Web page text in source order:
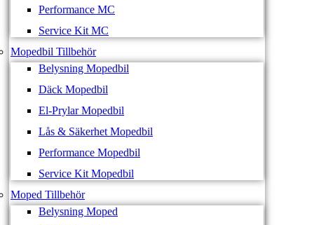
Performance MC
Service Kit MC
Mopedbil Tillbehör
Belysning Mopedbil
Däck Mopedbil
El-Prylar Mopedbil
Lås & Säkerhet Mopedbil
Performance Mopedbil
Service Kit Mopedbil
Moped Tillbehör
Belysning Moped